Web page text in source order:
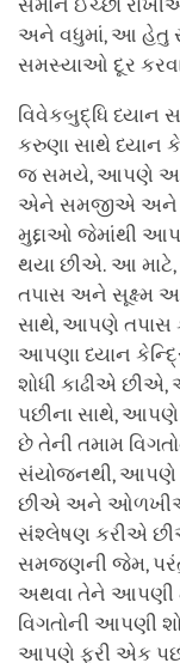
સમાન ઈચ્છા
અને વધુમાં, આ હેતુ
સમસ્યાઓ દૂર
વિવેકબુદ્ધિ
કરુણા સાથે ધ્યાન
જ સમયે, આપણે
એને સમજીએ અને
મુદ્દાઓ જેમાંથી
થયા છીએ. આ માટે,
તપાસ અને સૂક્ષ્મ
સાથે, આપણે તપાસ
આપણા ધ્યાન
શોધી કાઢીએ
પછીના સાથે,
છે તેની તમામ
સંયોજનથી, આપણે
છીએ અને ઓળખીએ
સંશ્લેષણ કરીએ
સમજણની જેમ, પરંતુ
અથવા તેને આપણી
વિગતોની આપણી
આપણે ફરી એક